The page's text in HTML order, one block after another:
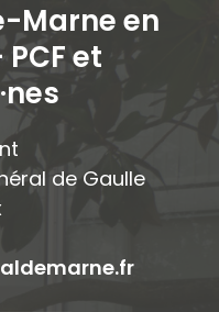
Marne en
et
s
de Gaulle